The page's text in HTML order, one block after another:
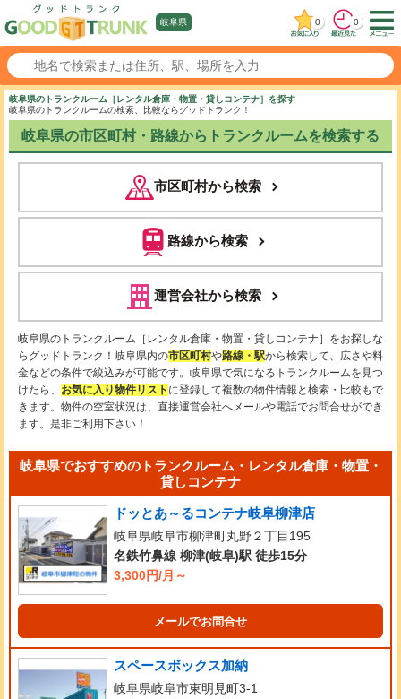
岐阜県 0 0
岐阜県のトランクルーム［レンタル倉庫・物置・貸しコンテナ］を探す
岐阜県のトランクルームの検索、比較ならグッドトランク！
岐阜県の市区町村・路線からトランクルームを検索する
市区町村から検索
路線から検索
運営会社から検索
岐阜県のトランクルーム［レンタル倉庫・物置・貸しコンテナ］をお探しな
らグッドトランク！岐阜県内の市区町村や路線・駅から検索して、広さや料
金などの条件で絞込みが可能です。岐阜県で気になるトランクルームを見つ
けたら、 お気に入り物件リスト に登録して複数の物件情報と検索・比較もで
きます。物件の空室状況は、直接運営会社へメールや電話でお問合せができ
ます。是非ご利用下さい！
岐阜県でおすすめのトランクルーム・レンタル倉庫・物置・
貸しコンテナ
ドッとあ～るコンテナ岐阜柳津店
岐阜県岐阜市柳津町丸野２丁目195
名鉄竹鼻線 柳津(岐阜)駅 徒歩15分
3,300円/月～
メールでお問合せ
スペースボックス加納
岐阜県岐阜市東明見町3-1